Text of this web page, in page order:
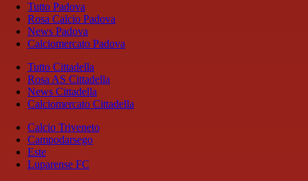
Tutto Padova
Rosa Calcio Padova
News Padova
Calciomercato Padova
Tutto Cittadella
Rosa AS Cittadella
News Cittadella
Calciomercato Cittadella
Calcio Triveneto
Campodarsego
Este
Luparense FC